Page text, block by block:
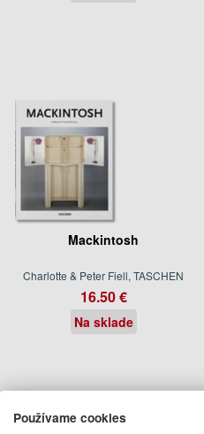
Mackintosh
Charlotte & Peter Fiell, TASCHEN
16.50 €
Na sklade
Používame cookies